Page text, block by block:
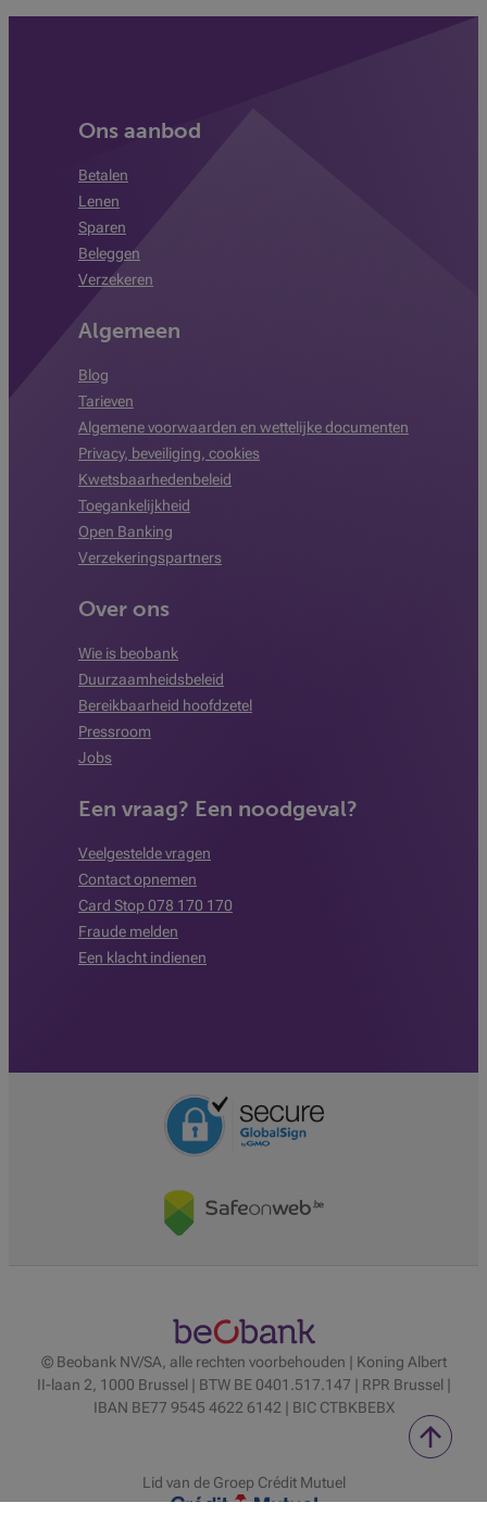
Ons aanbod
Betalen
Lenen
Sparen
Beleggen
Verzekeren
Algemeen
Blog
Tarieven
Algemene voorwaarden en wettelijke documenten
Privacy, beveiliging, cookies
Kwetsbaarhedenbeleid
Toegankelijkheid
Open Banking
Verzekeringspartners
Over ons
Wie is beobank
Duurzaamheidsbeleid
Bereikbaarheid hoofdzetel
Pressroom
Jobs
Een vraag? Een noodgeval?
Veelgestelde vragen
Contact opnemen
Card Stop 078 170 170
Fraude melden
Een klacht indienen
© Beobank NV/SA, alle rechten voorbehouden | Koning Albert
II-laan 2, 1000 Brussel | BTW BE 0401.517.147 | RPR Brussel |
IBAN BE77 9545 4622 6142 | BIC CTBKBEBX
Lid van de Groep Crédit Mutuel